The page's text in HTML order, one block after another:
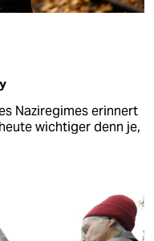
Naziregimes erinnert
wichtiger denn je,